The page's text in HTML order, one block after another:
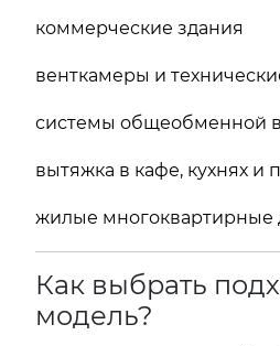
коммерческие здания
венткамеры и
системы общеобменной
вытяжка в кафе, кухнях и
жилые многоквартирные
Как выбрать
модель?